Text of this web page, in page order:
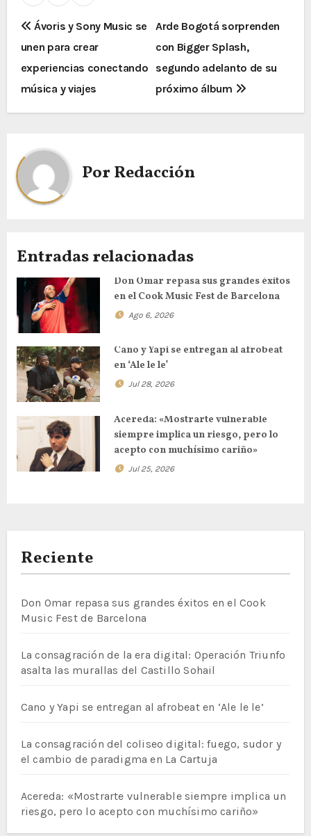
Ávoris y Sony Music se
unen para crear
experiencias conectando
música y viajes
Arde Bogotá sorprenden
con Bigger Splash,
segundo adelanto de su
próximo álbum
PorRedacción
Entradas relacionadas
Don Omar repasa sus grandes éxitos
en el Cook Music Fest de Barcelona
Ago 6, 2026
Cano y Yapi se entregan al afrobeat
en ‘Ale le le’
Jul 28, 2026
Acereda: «Mostrarte vulnerable
siempre implica un riesgo, pero lo
acepto con muchísimo cariño»
Jul 25, 2026
Reciente
Don Omar repasa sus grandes éxitos en el Cook
Music Fest de Barcelona
La consagración de la era digital: Operación Triunfo
asalta las murallas del Castillo Sohail
Cano y Yapi se entregan al afrobeat en ‘Ale le le’
La consagración del coliseo digital: fuego, sudor y
el cambio de paradigma en La Cartuja
Acereda: «Mostrarte vulnerable siempre implica un
riesgo, pero lo acepto con muchísimo cariño»